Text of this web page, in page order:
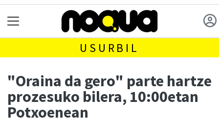
USURBIL
"Oraina da gero" parte hartze
prozesuko bilera, 10:00etan
Potxoenean